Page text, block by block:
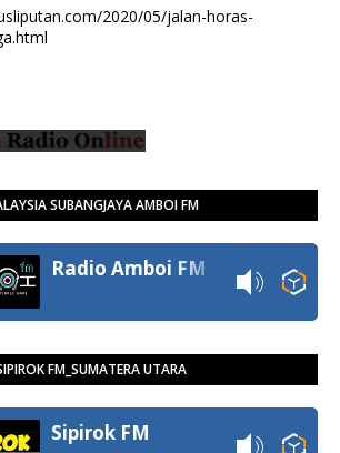
2020/05/jalan-horas-
SUBANGJAYA AMBOI FM
Radio Amboi FM
FM_SUMATERA UTARA
Sipirok FM